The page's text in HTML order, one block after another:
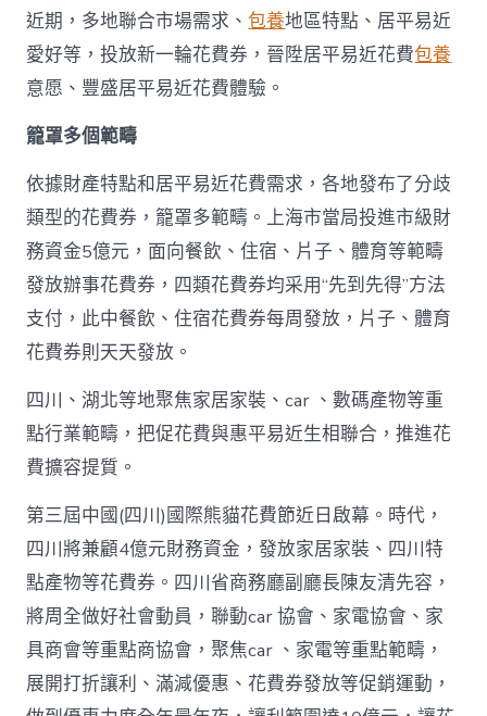
派
發
新
真
金
查
包
養
網
站
白
滅
花
費
_
中
國
網〉
中
近期，多地聯合市場需求、包養地區特點、居平易近
愛好等，投放新一輪花費券，晉陞居平易近花費包養
意愿、豐盛居平易近花費體驗。
籠罩多個範疇
依據財產特點和居平易近花費需求，各地發布了分歧
類型的花費券，籠罩多範疇。上海市當局投進市級財
務資金5億元，面向餐飲、住宿、片子、體育等範疇
發放辦事花費券，四類花費券均采用“先到先得”方法
支付，此中餐飲、住宿花費券每周發放，片子、體育
花費券則天天發放。
四川、湖北等地聚焦家居家裝、car 、數碼產物等重
點行業範疇，把促花費與惠平易近生相聯合，推進花
費擴容提質。
第三屆中國(四川)國際熊貓花費節近日啟幕。時代，
四川將兼顧4億元財務資金，發放家居家裝、四川特
點產物等花費券。四川省商務廳副廳長陳友清先容，
將周全做好社會動員，聯動car 協會、家電協會、家
具商會等重點商協會，聚焦car 、家電等重點範疇，
展開打折讓利、滿減優惠、花費券發放等促銷運動，